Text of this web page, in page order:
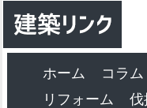
ホーム コラム
リフォーム
伐